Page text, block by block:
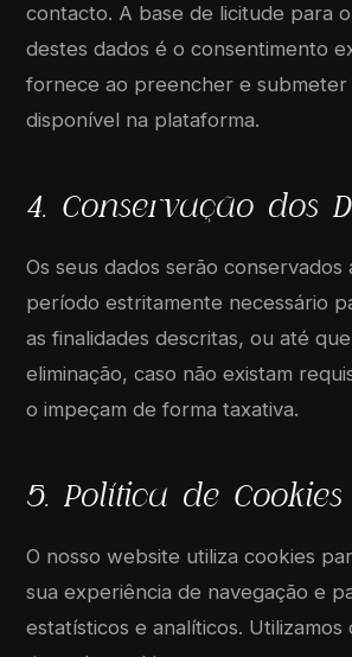
contacto. A base de licitude para
destes dados é o consentimento
fornece ao preencher e submeter
disponível na plataforma.
4. Conservação dos
Os seus dados serão conservados
período estritamente necessário
as finalidades descritas, ou até
eliminação, caso não existam
o impeçam de forma taxativa.
5. Política de Cookies
O nosso website utiliza cookies
sua experiência de navegação e
estatísticos e analíticos. Utilizamos